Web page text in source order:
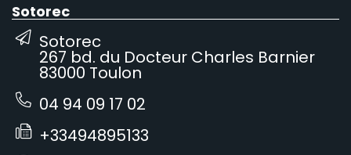
Sotorec
Sotorec
267 bd. du Docteur Charles Barnier
83000 Toulon
04 94 09 17 02
+33494895133